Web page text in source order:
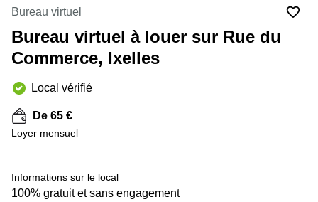
la
Wavre
Centre
Anvers
Centre
Gand
Centre
d'affaires
Ville de
Coworking
Ixelles
Bureau virtuel
Bureau virtuel à louer sur Rue du
Commerce, Ixelles
Local vérifié
De 65 €
Loyer mensuel
Informations sur le local
100% gratuit et sans engagement